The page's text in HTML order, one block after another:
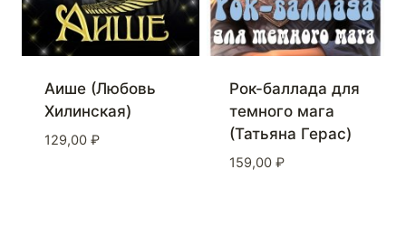
Аише (Любовь
Хилинская)
129,00 ₽
Рок-баллада для
темного мага
(Татьяна Герас)
159,00 ₽